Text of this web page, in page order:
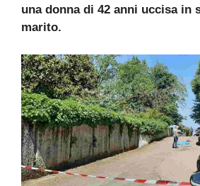
una donna di 42 anni uccisa in
marito.